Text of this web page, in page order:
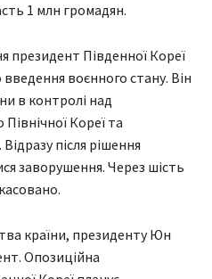
1 млн громадян.
президент Південної Кореї
воєнного стану. Він
в контролі над
Кореї та
після рішення
заворушення. Через шість
країни, президенту Юн
Опозиційна